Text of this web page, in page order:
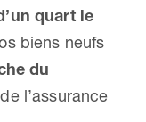
quart le
biens neufs
du
l’assurance